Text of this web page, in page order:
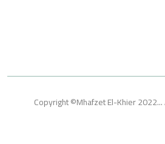
Copyright ©Mhafzet El-